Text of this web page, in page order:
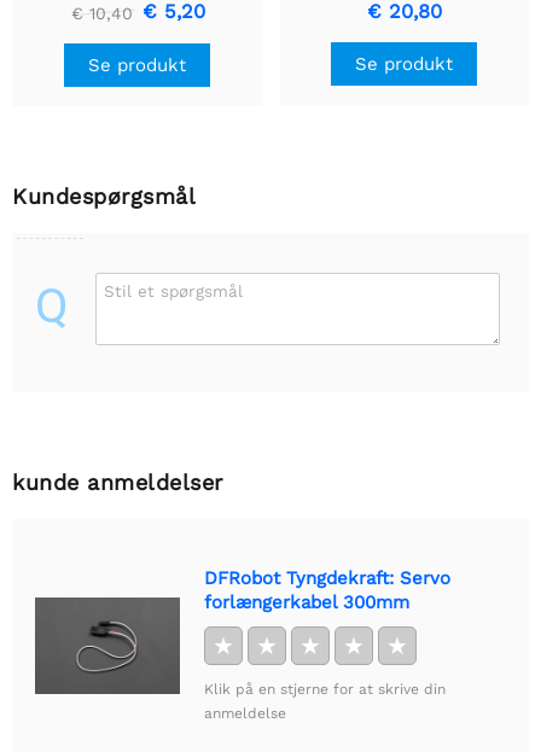
€ 10,40 € 5,20
Se produkt
€ 20,80
Se produkt
Kundespørgsmål
Q Stil et spørgsmål
kunde anmeldelser
DFRobot Tyngdekraft: Servo
forlængerkabel 300mm
★ ★ ★ ★ ★
Klik på en stjerne for at skrive din
anmeldelse